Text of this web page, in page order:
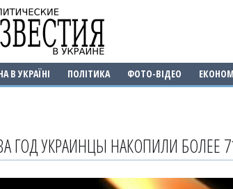
В УКРАЇНІ ПОЛІТИКА ФОТО-ВІДЕО
ГОД УКРАИНЦЫ НАКОПИЛИ БОЛЕЕ